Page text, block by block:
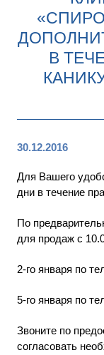
В
30.12.2016
Для Вашего
дни в течение
По
для продаж с
2-го января по
5-го января по
Звоните по
согласовать